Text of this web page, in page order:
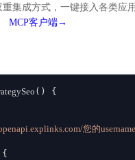
集成方式，一键接入各类
MCP客户端→
( ) {
您的